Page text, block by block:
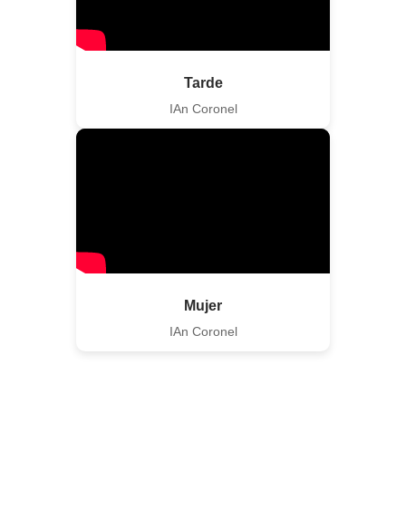
Tarde
IAn Coronel
Mujer
IAn Coronel